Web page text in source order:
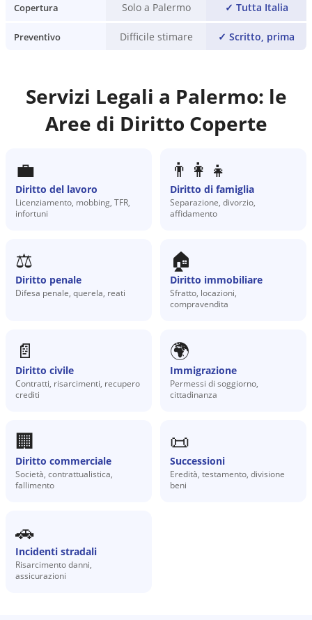
Copertura Solo a Palermo ✓ Tutta Italia
Preventivo Difficile stimare ✓ Scritto, prima
Servizi Legali a Palermo: le
Aree di Diritto Coperte
💼
Diritto del lavoro
Licenziamento, mobbing, TFR,
infortuni
👨‍👩‍👧
Diritto di famiglia
Separazione, divorzio,
affidamento
⚖️
Diritto penale
Difesa penale, querela, reati
🏠
Diritto immobiliare
Sfratto, locazioni,
compravendita
📄
Diritto civile
Contratti, risarcimenti, recupero
crediti
🌍
Immigrazione
Permessi di soggiorno,
cittadinanza
🏢
Diritto commerciale
Società, contrattualistica,
fallimento
📜
Successioni
Eredità, testamento, divisione
beni
🚗
Incidenti stradali
Risarcimento danni,
assicurazioni